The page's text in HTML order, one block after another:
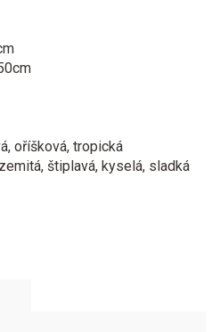
oříšková, tropická
štiplavá, kyselá, sladká